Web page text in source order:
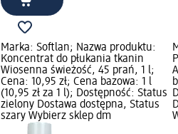
Marka: Softlan; Nazwa produktu:
Koncentrat do płukania tkanin
Wiosenna świeżość, 45 prań, 1 l;
Cena: 10,95 zł; Cena bazowa: 1 l
(10,95 zł za 1 l); Dostępność: Status
zielony Dostawa dostępna, Status
szary Wybierz sklep dm